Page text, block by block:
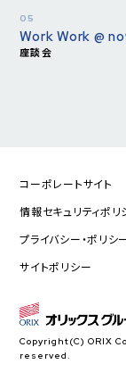
Work Work @
座談会
コーポレートサイト
情報セキュリティポリ
プライバシー・ポリシ
サイトポリシー
Copyright(C) ORIX
reserved.